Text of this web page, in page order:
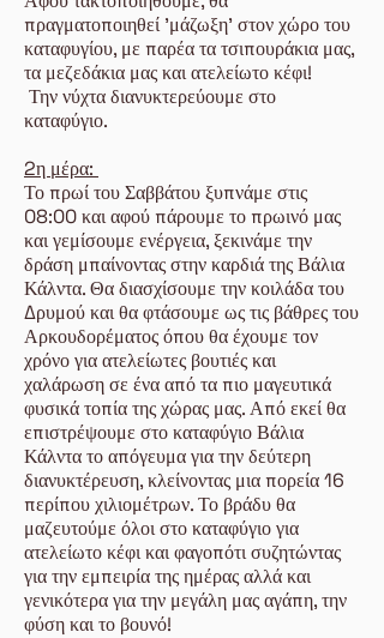
πραγματοποιηθεί 'μάζωξη' στον χώρο του
καταφυγίου, με παρέα τα τσιπουράκια μας,
τα μεζεδάκια μας και ατελείωτο κέφι!
Την νύχτα διανυκτερεύουμε στο
καταφύγιο.
2η μέρα:
Το πρωί του Σαββάτου ξυπνάμε στις
08:00 και αφού πάρουμε το πρωινό μας
και γεμίσουμε ενέργεια, ξεκινάμε την
δράση μπαίνοντας στην καρδιά της Βάλια
Κάλντα. Θα διασχίσουμε την κοιλάδα του
Δρυμού και θα φτάσουμε ως τις βάθρες του
Αρκουδορέματος όπου θα έχουμε τον
χρόνο για ατελείωτες βουτιές και
χαλάρωση σε ένα από τα πιο μαγευτικά
φυσικά τοπία της χώρας μας. Από εκεί θα
επιστρέψουμε στο καταφύγιο Βάλια
Κάλντα το απόγευμα για την δεύτερη
διανυκτέρευση, κλείνοντας μια πορεία 16
περίπου χιλιομέτρων. Το βράδυ θα
μαζευτούμε όλοι στο καταφύγιο για
ατελείωτο κέφι και φαγοπότι συζητώντας
για την εμπειρία της ημέρας αλλά και
γενικότερα για την μεγάλη μας αγάπη, την
φύση και το βουνό!